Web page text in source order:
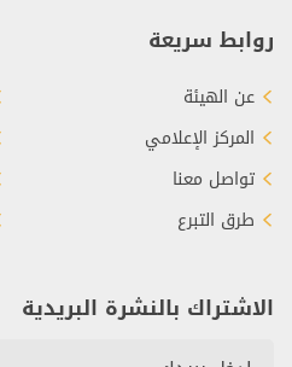
روابط سريعة
عن الهيئة
المركز الإعلامي
تواصل معنا
طرق التبرع
الاشتراك بالنشرة البريدية